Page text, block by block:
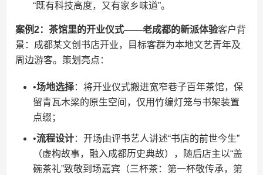
“既有科技高度，又有家乡味道”。
​案例2：茶馆里的开业仪式——老成都的新派体验​​客户背
景：成都某文创书店开业，目标客群为本地文艺青年及
周边游客。策划亮点：
•​​场地选择​​：将开业仪式搬进宽窄巷子百年茶馆，保
留青瓦木梁的原生空间，仅用竹编灯笼与书架装置
点缀；
•​​流程设计​​：开场由评书艺人讲述“书店的前世今生”
（虚构故事，融入成都历史典故），随后店主以“盖
碗茶礼”致敬到场嘉宾（三杯茶：第一杯敬传承，第